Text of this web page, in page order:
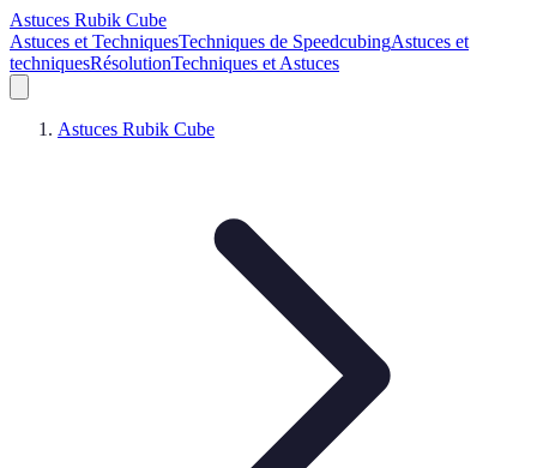
Astuces Rubik Cube
Astuces et TechniquesTechniques de SpeedcubingAstuces et
techniquesRésolutionTechniques et Astuces
Astuces Rubik Cube